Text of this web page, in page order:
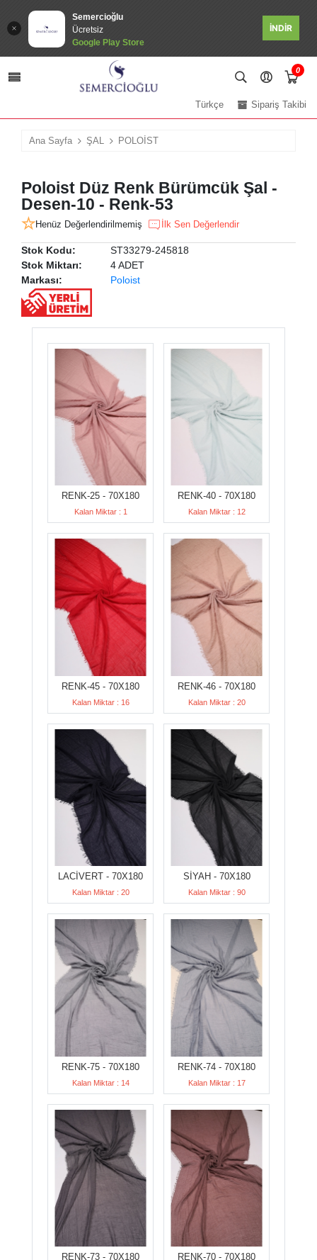
Semercioğlu
Ücretsiz
Google Play Store
İNDİR
0
Sipariş Takibi
Türkçe
Ana Sayfa ŞAL POLOİST
Poloist Düz Renk Bürümcük Şal -
Desen-10 - Renk-53
Henüz Değerlendirilmemiş İlk Sen Değerlendir
Stok Kodu:
ST33279-245818
Stok Miktarı:
4 ADET
Markası:
Poloist
RENK-25 - 70X180
Kalan Miktar : 1
RENK-40 - 70X180
Kalan Miktar : 12
RENK-45 - 70X180
Kalan Miktar : 16
RENK-46 - 70X180
Kalan Miktar : 20
LACİVERT - 70X180
Kalan Miktar : 20
SİYAH - 70X180
Kalan Miktar : 90
RENK-75 - 70X180
Kalan Miktar : 14
RENK-74 - 70X180
Kalan Miktar : 17
RENK-73 - 70X180 RENK-70 - 70X180